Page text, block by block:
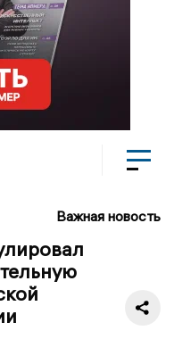
Важная новость